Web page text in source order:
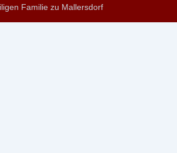
Familie zu Mallersdorf